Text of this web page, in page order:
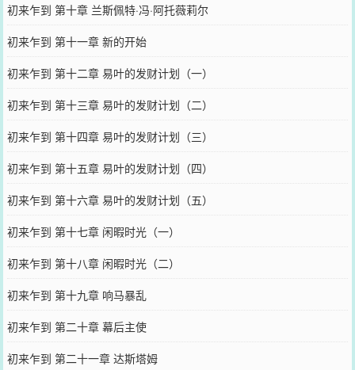
初来乍到 第十章 兰斯佩特·冯·阿托薇莉尔
初来乍到 第十一章 新的开始
初来乍到 第十二章 易叶的发财计划（一）
初来乍到 第十三章 易叶的发财计划（二）
初来乍到 第十四章 易叶的发财计划（三）
初来乍到 第十五章 易叶的发财计划（四）
初来乍到 第十六章 易叶的发财计划（五）
初来乍到 第十七章 闲暇时光（一）
初来乍到 第十八章 闲暇时光（二）
初来乍到 第十九章 响马暴乱
初来乍到 第二十章 幕后主使
初来乍到 第二十一章 达斯塔姆